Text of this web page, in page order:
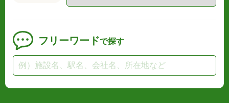
フリーワードで探す